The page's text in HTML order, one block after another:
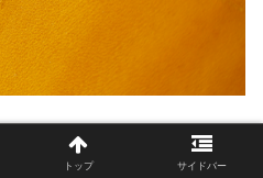
トップ サイドバー